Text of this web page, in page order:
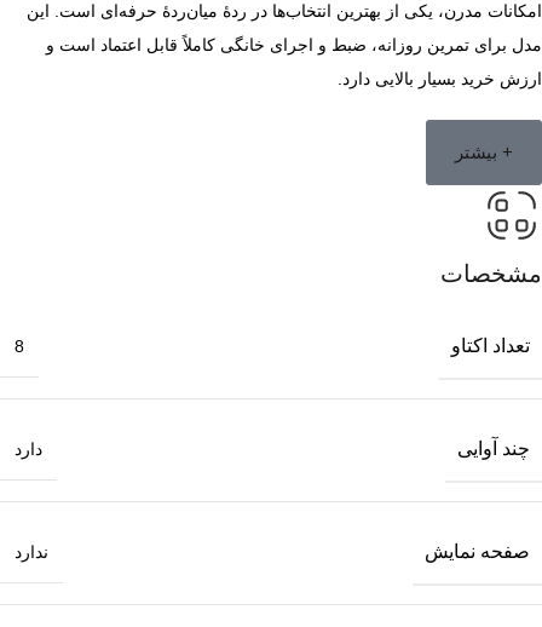
امکانات مدرن، یکی از بهترین انتخاب‌ها در ردهٔ میان‌ردهٔ حرفه‌ای است. این
مدل برای تمرین روزانه، ضبط و اجرای خانگی کاملاً قابل اعتماد است و
ارزش خرید بسیار بالایی دارد.
+ بیشتر
مشخصات
تعداد اکتاو 8
چند آوایی دارد
صفحه نمایش ندارد